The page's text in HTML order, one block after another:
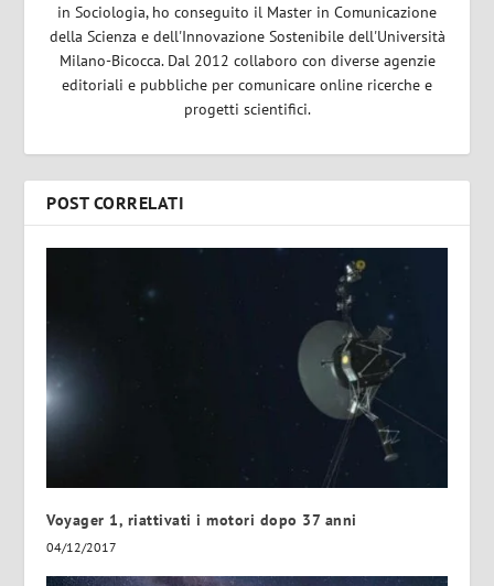
in Sociologia, ho conseguito il Master in Comunicazione
della Scienza e dell'Innovazione Sostenibile dell'Università
Milano-Bicocca. Dal 2012 collaboro con diverse agenzie
editoriali e pubbliche per comunicare online ricerche e
progetti scientifici.
POST CORRELATI
Voyager 1, riattivati i motori dopo 37 anni
04/12/2017